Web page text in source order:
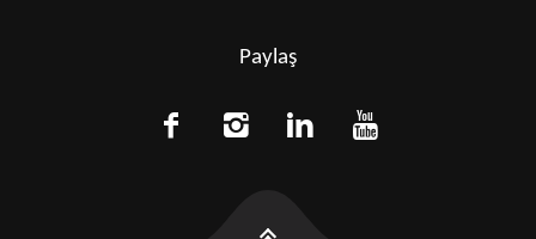
Paylaş